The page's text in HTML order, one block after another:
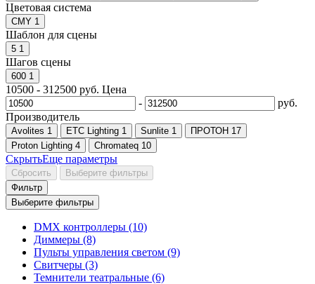
Цветовая система
CMY 1
Шаблон для сцены
5 1
Шагов сцены
600 1
10500 - 312500 руб. Цена
-
руб.
Производитель
Avolites 1 ETC Lighting 1 Sunlite 1 ПРОТОН 17
Proton Lighting 4 Chromateq 10
СкрытьЕще параметры
Сбросить
Выберите фильтры
Фильтр
Выберите фильтры
DMX контроллеры (10)
Диммеры (8)
Пульты управления светом (9)
Свитчеры (3)
Темнители театральные (6)